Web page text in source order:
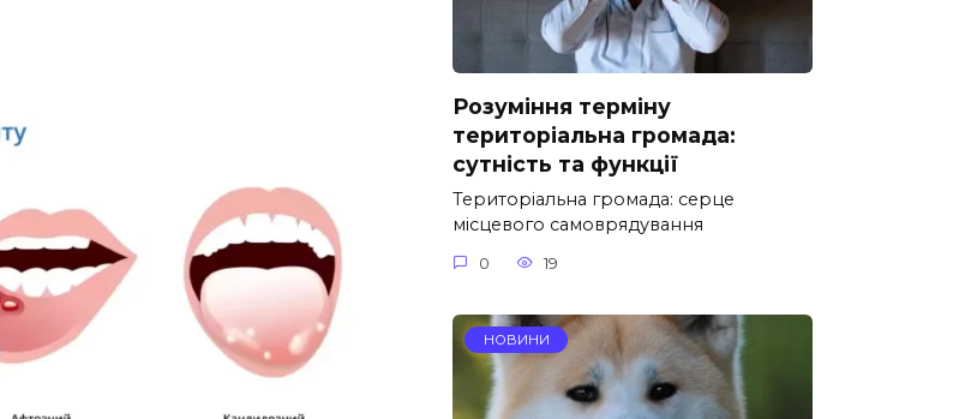
Розуміння терміну
територіальна громада:
сутність та функції
Територіальна громада: серце
місцевого самоврядування
0 19
НОВИНИ